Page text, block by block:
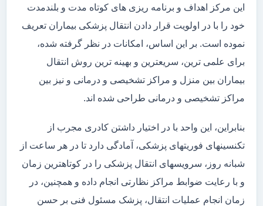
این مرکز اهداف و برنامه ریزی های کوتاه مدت و بلندمدت
خود را با در اولویت قرار دادن انتقال پزشکی بیماران تعریف
نموده است. بر این اساس، امکانات در نظر گرفته شده،
برای علمی ترین، سریعترین و بهینه ترین روش انتقال
بیماران بین منزل و مراکز تشخیصی و درمانی و نیز بین
مراکز تشخیصی و درمانی طراحی شده اند.
بنابراین، این واحد با در اختیار داشتن کادری مجرب از
تکنسینهای فوریتهای پزشکی، آمادگی دارد تا در هر ساعت از
شبانه روز، سرویسهای انتقال پزشکی را در کوتاهترین زمان
و با رعایت ضوابط مراکز نظارتی انجام داده و همچنین، در
زمان انجام عملیات انتقال، پزشک مسئول فنی بر حسن